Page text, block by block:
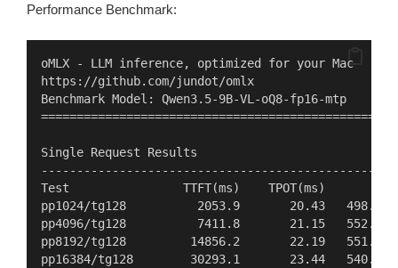
Performance Benchmark:
oMLX - LLM inference, optimized for your Mac
https://github.com/jundot/omlx
Benchmark Model: Qwen3.5-9B-VL-oQ8-fp16-mtp
Single Request Results
Test                TTFT(ms)    TPOT(ms)        pp
pp1024/tg128          2053.9       20.43   498.6
pp4096/tg128          7411.8       21.15   552.6
pp8192/tg128         14856.2       22.19   551.4
pp16384/tg128        30293.1       23.44